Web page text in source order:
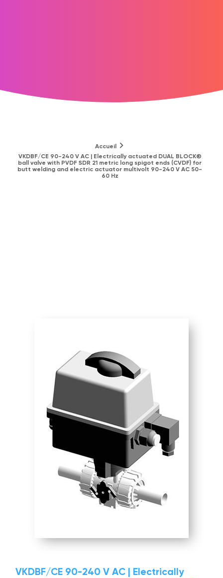
Accueil
VKDBF/CE 90-240 V AC | Electrically actuated DUAL BLOCK®
ball valve with PVDF SDR 21 metric long spigot ends (CVDF) for
butt welding and electric actuator multivolt 90-240 V AC 50-
60 Hz
VKDBF/CE 90-240 V AC | Electrically